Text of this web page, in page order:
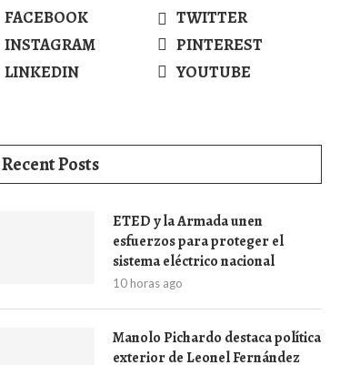
FACEBOOK
TWITTER
INSTAGRAM
PINTEREST
LINKEDIN
YOUTUBE
Recent Posts
ETED y la Armada unen
esfuerzos para proteger el
sistema eléctrico nacional
10 horas ago
Manolo Pichardo destaca política
exterior de Leonel Fernández